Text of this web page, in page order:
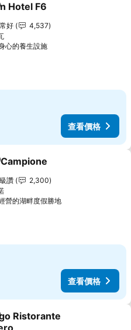
入我的最愛
Hotel F6
好
4,537
心的養生設施查看價格
查看價格
入我的最愛
讚
2,300
營的湖畔度假勝地查看價格
查看價格
入我的最愛
Ristorante